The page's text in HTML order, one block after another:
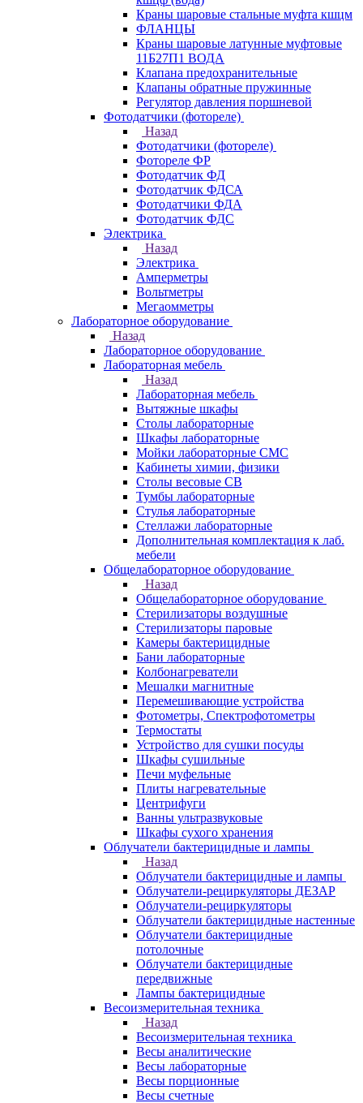
Краны шаровые стальные муфта кшцм
ФЛАНЦЫ
Краны шаровые латунные муфтовые
11Б27П1 ВОДА
Клапана предохранительные
Клапаны обратные пружинные
Регулятор давления поршневой
Фотодатчики (фотореле)
Назад
Фотодатчики (фотореле)
Фотореле ФР
Фотодатчик ФД
Фотодатчик ФДСА
Фотодатчики ФДА
Фотодатчик ФДС
Электрика
Назад
Электрика
Амперметры
Вольтметры
Мегаомметры
Лабораторное оборудование
Назад
Лабораторное оборудование
Лабораторная мебель
Назад
Лабораторная мебель
Вытяжные шкафы
Столы лабораторные
Шкафы лабораторные
Мойки лабораторные СМС
Кабинеты химии, физики
Столы весовые СВ
Тумбы лабораторные
Стулья лабораторные
Стеллажи лабораторные
Дополнительная комплектация к лаб.
мебели
Общелабораторное оборудование
Назад
Общелабораторное оборудование
Стерилизаторы воздушные
Стерилизаторы паровые
Камеры бактерицидные
Бани лабораторные
Колбонагреватели
Мешалки магнитные
Перемешивающие устройства
Фотометры, Спектрофотометры
Термостаты
Устройство для сушки посуды
Шкафы сушильные
Печи муфельные
Плиты нагревательные
Центрифуги
Ванны ультразвуковые
Шкафы сухого хранения
Облучатели бактерицидные и лампы
Назад
Облучатели бактерицидные и лампы
Облучатели-рециркуляторы ДЕЗАР
Облучатели-рециркуляторы
Облучатели бактерицидные настенные
Облучатели бактерицидные
потолочные
Облучатели бактерицидные
передвижные
Лампы бактерицидные
Весоизмерительная техника
Назад
Весоизмерительная техника
Весы аналитические
Весы лабораторные
Весы порционные
Весы счетные